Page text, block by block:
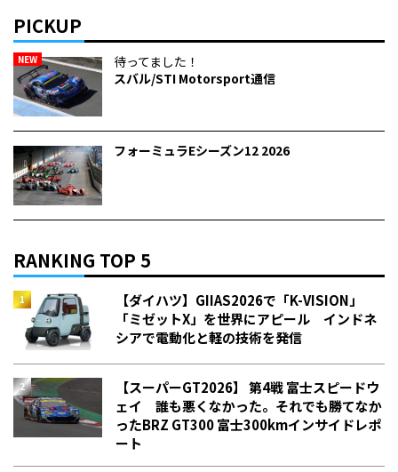
PICKUP
NEW
待ってました！
スバル/STI Motorsport通信
フォーミュラEシーズン12 2026
RANKING TOP 5
【ダイハツ】GIIAS2026で「K-VISION」
「ミゼットX」を世界にアピール インドネ
シアで電動化と軽の技術を発信
【スーパーGT2026】 第4戦 富士スピードウ
ェイ 誰も悪くなかった。それでも勝てなか
った――BRZ GT300 富士300kmインサイドレポ
ート